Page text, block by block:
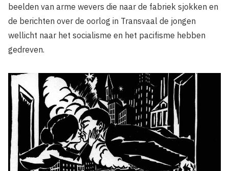
beelden van arme wevers die naar de fabriek sjokken en
de berichten over de oorlog in Transvaal de jongen
wellicht naar het socialisme en het pacifisme hebben
gedreven.